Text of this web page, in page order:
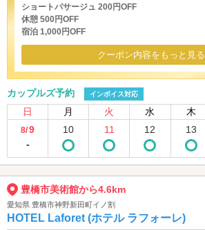
ショートパサージュ 200円OFF
休憩 500円OFF
宿泊 1,000円OFF
クーポン内容をもっと見る
カップルズ予約 インボイス対応
日 月 火 水 木
8/9
-
10 11 12 13
豊橋市美術館から4.6km
愛知県 豊橋市神野新田町イノ割
HOTEL Laforet (ホテル ラフォーレ)